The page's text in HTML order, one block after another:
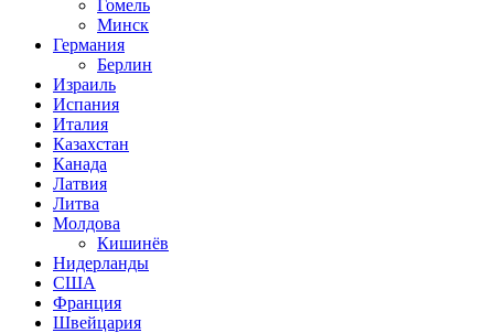
Гомель
Минск
Германия
Берлин
Израиль
Испания
Италия
Казахстан
Канада
Латвия
Литва
Молдова
Кишинёв
Нидерланды
США
Франция
Швейцария